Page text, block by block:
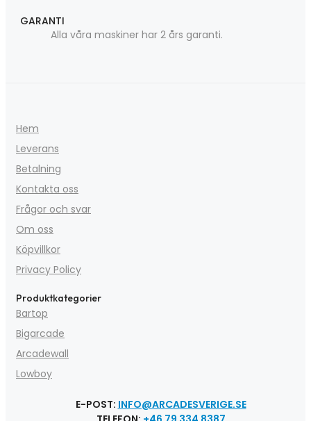
GARANTI
Alla våra maskiner har 2 års garanti.
Hem
Leverans
Betalning
Kontakta oss
Frågor och svar
Om oss
Köpvillkor
Privacy Policy
Produktkategorier
Bartop
Bigarcade
Arcadewall
Lowboy
E-POST: INFO@ARCADESVERIGE.SE